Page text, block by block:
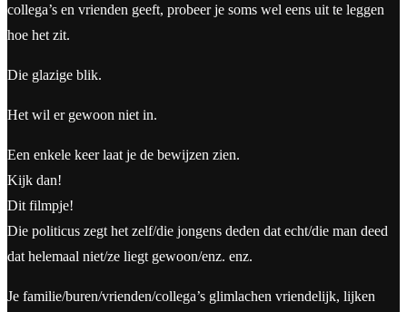
collega’s en vrienden geeft, probeer je soms wel eens uit te leggen
hoe het zit.
Die glazige blik.
Het wil er gewoon niet in.
Een enkele keer laat je de bewijzen zien.
Kijk dan!
Dit filmpje!
Die politicus zegt het zelf/die jongens deden dat echt/die man deed
dat helemaal niet/ze liegt gewoon/enz. enz.
Je familie/buren/vrienden/collega’s glimlachen vriendelijk, lijken